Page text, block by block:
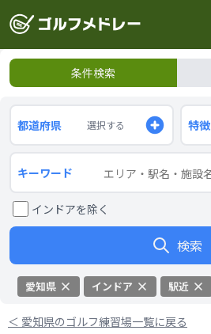
条件検索
都道府県 選択する 特徴
キーワード
インドアを除く
検索
愛知県 インドア 駅近
＜ 愛知県のゴルフ練習場一覧に戻る